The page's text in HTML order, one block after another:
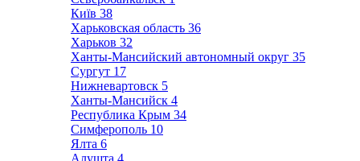
Київ 38
Харьковская область 36
Харьков 32
Ханты-Мансийский автономный округ 35
Сургут 17
Нижневартовск 5
Ханты-Мансийск 4
Республика Крым 34
Симферополь 10
Ялта 6
Алушта 4